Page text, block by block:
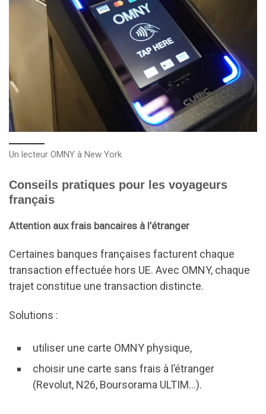
Un lecteur OMNY à New York
Conseils pratiques pour les voyageurs
français
Attention aux frais bancaires à l’étranger
Certaines banques françaises facturent chaque
transaction effectuée hors UE. Avec OMNY, chaque
trajet constitue une transaction distincte.
Solutions :
utiliser une carte OMNY physique,
choisir une carte sans frais à l’étranger
(Revolut, N26, Boursorama ULTIM…).